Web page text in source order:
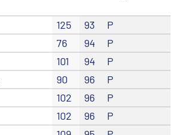
125 93
P
76 94
P
101 94
P
90 96
P
102 96
P
102 96
P